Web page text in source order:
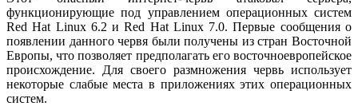
функционирующие под управлением операционных систем
Red Hat Linux 6.2 и Red Hat Linux 7.0. Первые сообщения о
появлении данного червя были получены из стран Восточной
Европы, что позволяет предполагать его восточноевропейское
происхождение. Для своего размножения червь использует
некоторые слабые места в приложениях этих операционных
систем.